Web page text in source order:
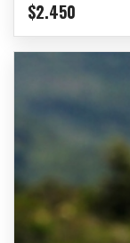
$2.450